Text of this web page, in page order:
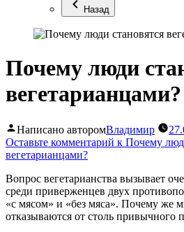
Назад
Почему люди
вегетарианцами?
Написано авторомВладимир
Оставьте комментарий к Почему
вегетарианцами?
Вопрос вегетарианства вызывает
среди приверженцев двух
«с мясом» и «без мяса». Почему же
отказываются от столь привычного